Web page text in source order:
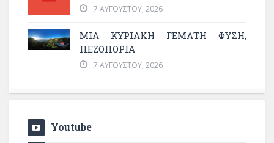
7 ΑΥΓΟΎΣΤΟΥ, 2026
ΜΙΑ ΚΥΡΙΑΚΉ ΓΕΜΆΤΗ ΦΎΣΗ,
ΠΕΖΟΠΟΡΊΑ
7 ΑΥΓΟΎΣΤΟΥ, 2026
Youtube